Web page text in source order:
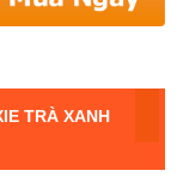
TRÀ XANH